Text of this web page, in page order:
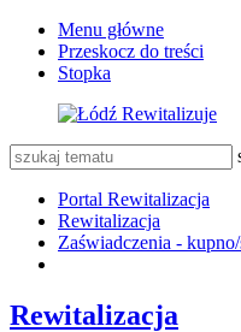
Menu główne
Przeskocz do treści
Stopka
Portal Rewitalizacja
Rewitalizacja
Zaświadczenia -
Rewitalizacja